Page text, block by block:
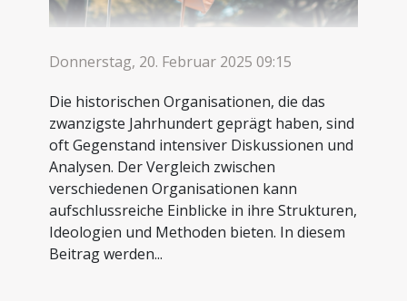
Donnerstag, 20. Februar 2025 09:15
Die historischen Organisationen, die das
zwanzigste Jahrhundert geprägt haben, sind
oft Gegenstand intensiver Diskussionen und
Analysen. Der Vergleich zwischen
verschiedenen Organisationen kann
aufschlussreiche Einblicke in ihre Strukturen,
Ideologien und Methoden bieten. In diesem
Beitrag werden...